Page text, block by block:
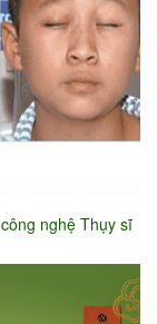
y và công nghệ Thụy sĩ